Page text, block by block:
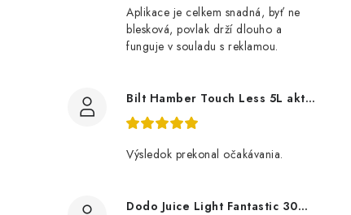
Aplikace je celkem snadná, byť ne
blesková, povlak drží dlouho a
funguje v souladu s reklamou.
Bilt Hamber Touch Less 5L aktivní pěna
Výsledok prekonal očakávania.
Dodo Juice Light Fantastic 30ml měkký vosk